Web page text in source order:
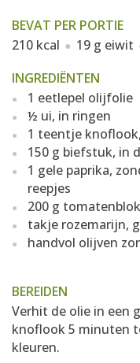
BEVAT PER PORTIE
210 kcal
19 g eiwit
INGREDIËNTEN
1 eetlepel olijfolie
½ ui, in ringen
1 teentje
150 g biefstuk, in
1 gele paprika,
reepjes
200 g
takje rozemarijn,
handvol olijven
BEREIDEN
Verhit de olie in een
knoflook 5 minuten
kleuren.